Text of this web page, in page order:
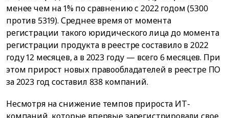
менее чем на 1% по сравнению с 2022 годом (5300
против 5319). Среднее время от момента
регистрации такого юридического лица до момента
регистрации продукта в реестре составило в 2022
году 12 месяцев, а в 2023 году — всего 6 месяцев. При
этом прирост новых правообладателей в реестре ПО
за 2023 год составил 838 компаний.
Несмотря на снижение темпов прироста ИТ-